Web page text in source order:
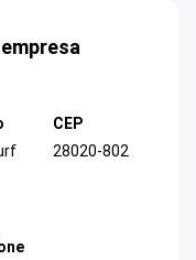
CEP
28020-802